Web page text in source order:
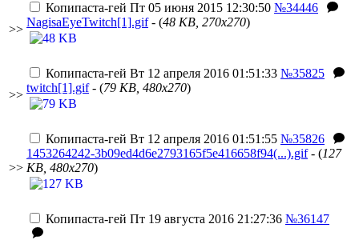
>>
Копипаста-гей Пт 05 июня 2015 12:30:50 №34446
NagisaEyeTwitch[1].gif- (48 KB, 270x270)
>>
Копипаста-гей Вт 12 апреля 2016 01:51:33 №35825
twitch[1].gif- (79 KB, 480x270)
>>
Копипаста-гей Вт 12 апреля 2016 01:51:55 №35826
1453264242-3b09ed4d6e2793165f5e416658f94(...).gif- (127
KB, 480x270)
Копипаста-гей Пт 19 августа 2016 21:27:36 №36147